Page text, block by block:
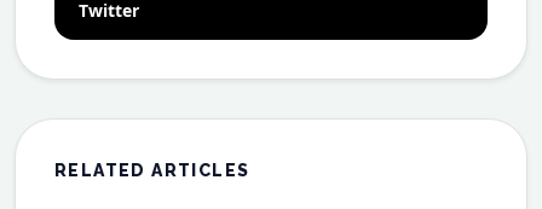
Twitter
RELATED ARTICLES